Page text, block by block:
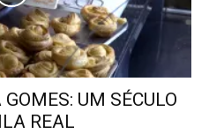
UM SÉCULO
REAL